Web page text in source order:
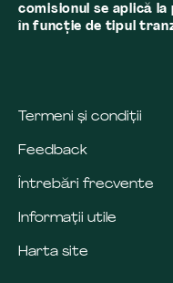
comisionul se aplică
în funcţie de tipul
Termeni și condiții
Feedback
Întrebări frecvente
Informații utile
Harta site